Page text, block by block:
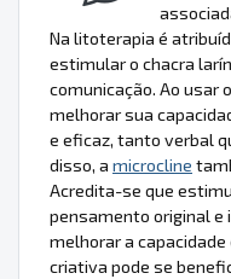
Na litoterapia é
estimular o chacra
comunicação. Ao usar o
melhorar sua
e eficaz, tanto verbal
disso, a microcline
Acredita-se que
pensamento original e
melhorar a
criativa pode se